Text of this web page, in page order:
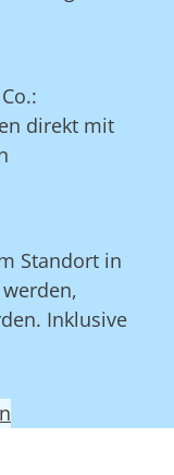
direkt mit
Standort in
Inklusive